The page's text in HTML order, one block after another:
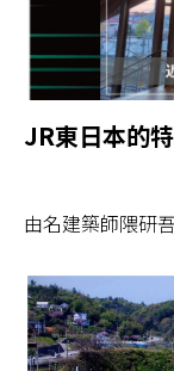
JR東日本的
由名建築師隈研